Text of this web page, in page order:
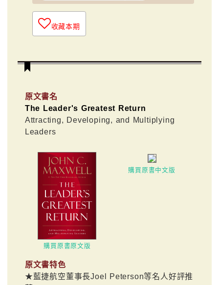
收藏本期
原文書名
The Leader's Greatest Return
Attracting, Developing, and Multiplying
Leaders
購買原書原文版
購買原書中文版
原文書特色
★藍捷航空董事長Joel Peterson等名人好評推